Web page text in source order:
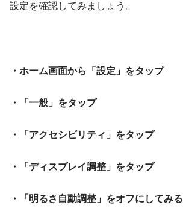
設定を確認してみましょう。
・ホーム画面から「設定」をタップ
・「一般」をタップ
・「アクセシビリティ」をタップ
・「ディスプレイ調整」をタップ
・「明るさ自動調整」をオフにしてみる